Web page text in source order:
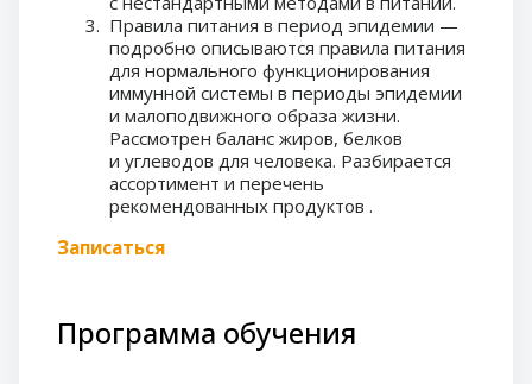
Правила питания в период эпидемии —
подробно описываются правила питания
для нормального функционирования
иммунной системы в периоды эпидемии
и малоподвижного образа жизни.
Рассмотрен баланс жиров, белков
и углеводов для человека. Разбирается
ассортимент и перечень
рекомендованных продуктов .
Записаться
Программа обучения